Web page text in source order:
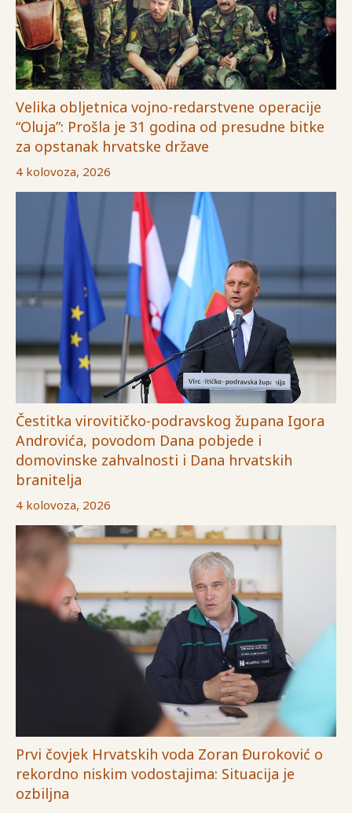
Velika obljetnica vojno-redarstvene operacije
“Oluja”: Prošla je 31 godina od presudne bitke
za opstanak hrvatske države
4 kolovoza, 2026
Čestitka virovitičko-podravskog župana Igora
Androvića, povodom Dana pobjede i
domovinske zahvalnosti i Dana hrvatskih
branitelja
4 kolovoza, 2026
Prvi čovjek Hrvatskih voda Zoran Đuroković o
rekordno niskim vodostajima: Situacija je
ozbiljna